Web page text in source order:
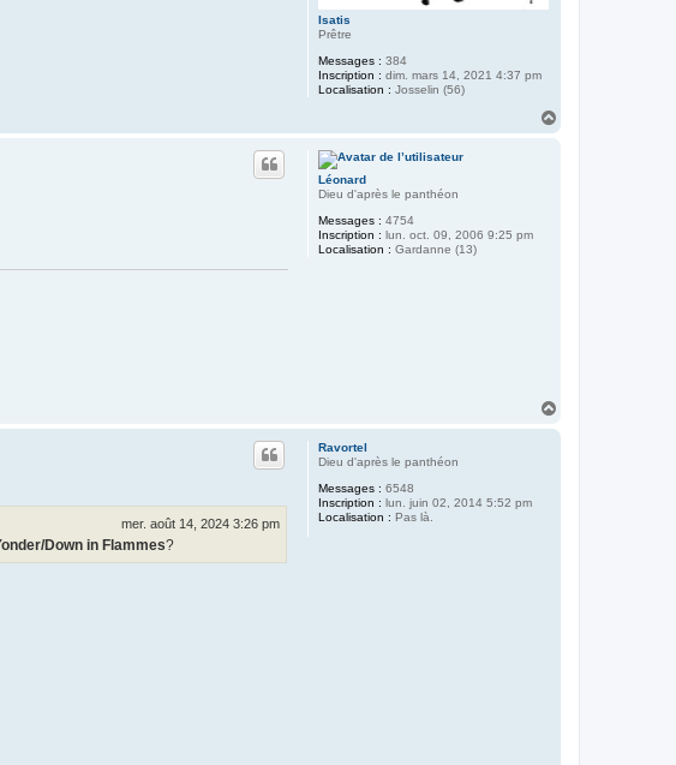
Isatis
Prêtre
Messages : 384
Inscription : dim. mars 14, 2021 4:37 pm
Localisation : Josselin (56)
Léonard
Dieu d'après le panthéon
Messages : 4754
Inscription : lun. oct. 09, 2006 9:25 pm
Localisation : Gardanne (13)
Ravortel
Dieu d'après le panthéon
Messages : 6548
Inscription : lun. juin 02, 2014 5:52 pm
Localisation : Pas là.
mer. août 14, 2024 3:26 pm
Down in Flammes?